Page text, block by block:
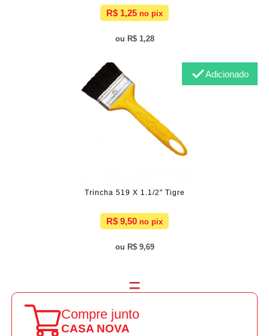
R$ 1,25
R$ 1,28
Trincha 519 X 1.1/2" Tigre
R$ 9,50
R$ 9,69
Adicionado
Compre junto
CASA NOVA